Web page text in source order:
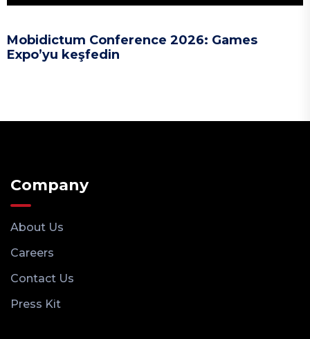
Mobidictum Conference 2026: Games
Expo’yu keşfedin
Company
About Us
Careers
Contact Us
Press Kit